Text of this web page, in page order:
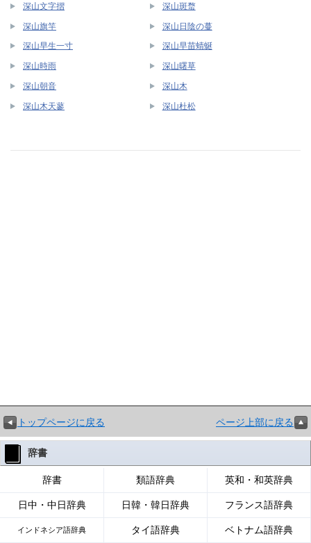
深山文字摺 深山斑蝥
深山旗竿 深山日陰の蔓
深山早生一寸 深山早苗蜻蜒
深山時雨 深山曙草
深山朝音 深山木
深山木天蓼 深山杜松
トップページに戻る ページ上部に戻る
辞書
辞書 類語辞典 英和・和英辞典
日中・中日辞典 日韓・韓日辞典 フランス語辞典
インドネシア語辞典 タイ語辞典 ベトナム語辞典